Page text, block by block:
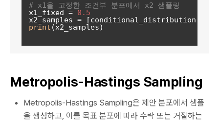
# x1을 고정한 조건부 분포에서 x2 샘플링
x1_fixed = 0.5
x2_samples =
print (x2_samples)
Metropolis-Hastings Sampling
Metropolis-Hastings Sampling은 제안 분포에서 샘플
을 생성하고, 이를 목표 분포에 따라 수락 또는 거절하는